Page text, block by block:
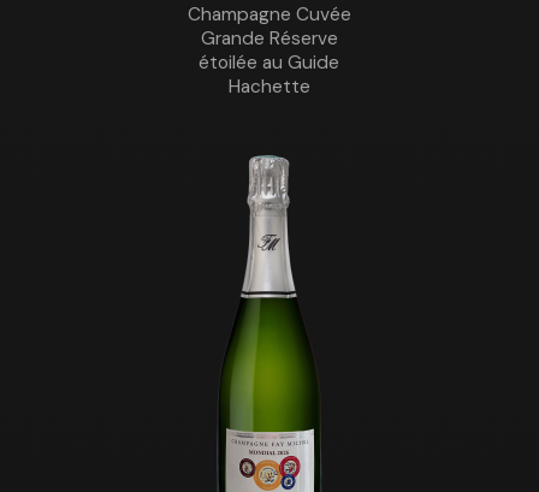
Champagne Cuvée
Grande Réserve
étoilée au Guide
Hachette